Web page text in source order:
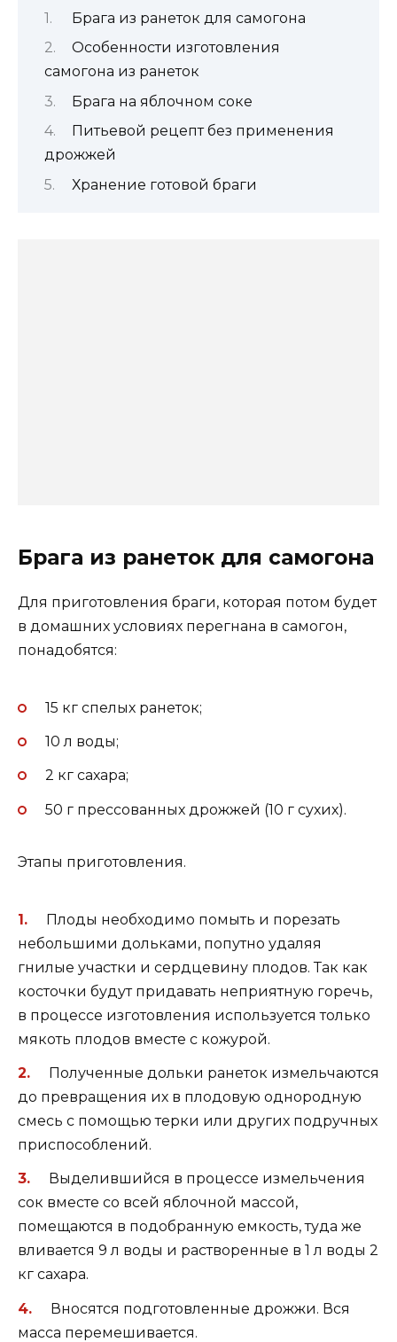
Брага из ранеток для самогона
Особенности изготовления
самогона из ранеток
Брага на яблочном соке
Питьевой рецепт без применения
дрожжей
Хранение готовой браги
Брага из ранеток для самогона
Для приготовления браги, которая потом будет
в домашних условиях перегнана в самогон,
понадобятся:
15 кг спелых ранеток;
10 л воды;
2 кг сахара;
50 г прессованных дрожжей (10 г сухих).
Этапы приготовления.
Плоды необходимо помыть и порезать
небольшими дольками, попутно удаляя
гнилые участки и сердцевину плодов. Так как
косточки будут придавать неприятную горечь,
в процессе изготовления используется только
мякоть плодов вместе с кожурой.
Полученные дольки ранеток измельчаются
до превращения их в плодовую однородную
смесь с помощью терки или других подручных
приспособлений.
Выделившийся в процессе измельчения
сок вместе со всей яблочной массой,
помещаются в подобранную емкость, туда же
вливается 9 л воды и растворенные в 1 л воды 2
кг сахара.
Вносятся подготовленные дрожжи. Вся
масса перемешивается.